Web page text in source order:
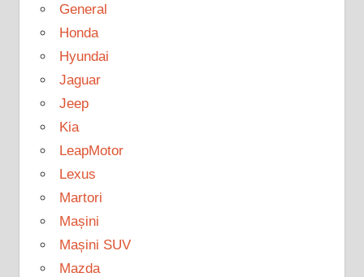
General
Honda
Hyundai
Jaguar
Jeep
Kia
LeapMotor
Lexus
Martori
Mașini
Mașini SUV
Mazda